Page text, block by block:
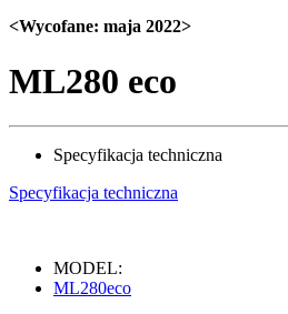
<Wycofane: maja 2022>
ML280 eco
Specyfikacja techniczna
Specyfikacja techniczna
MODEL:
ML280eco